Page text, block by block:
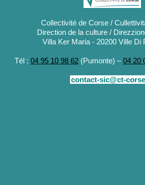
Collectivité de Corse /
Direction de la culture /
Villa Ker Maria - 20200 Ville Di
Tél : 04 95 10 98 62 (Pumonte) –04 20
contact-sic@ct-